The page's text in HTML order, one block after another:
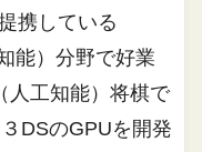
携している
能）分野で好業
人工知能）将棋で
DSのGPUを開発